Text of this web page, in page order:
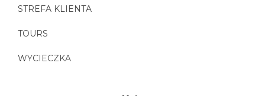
STREFA KLIENTA
TOURS
WYCIECZKA